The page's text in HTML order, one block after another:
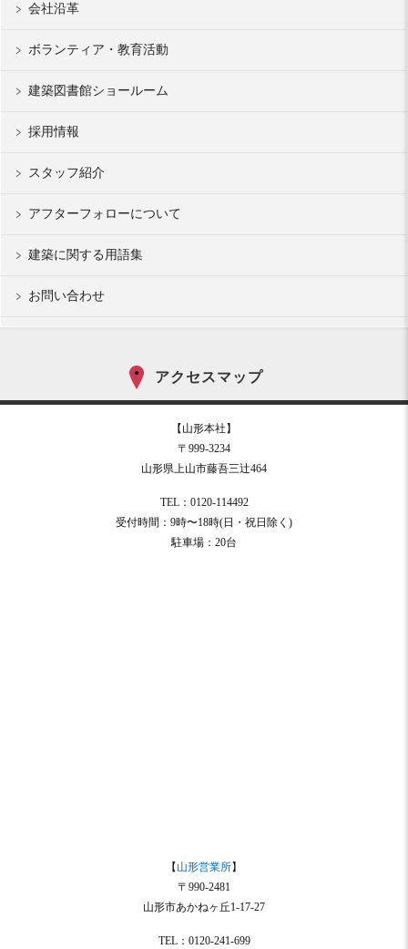
会社沿革
ボランティア・教育活動
建築図書館ショールーム
採用情報
スタッフ紹介
アフターフォローについて
建築に関する用語集
お問い合わせ
アクセスマップ
【山形本社】
〒999-3234
山形県上山市藤吾三辻464
TEL：0120-114492
受付時間：9時〜18時(日・祝日除く)
駐車場：20台
【 山形営業所】
〒990-2481
山形市あかねヶ丘1-17-27
TEL：0120-241-699